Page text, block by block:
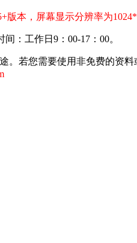
版本，屏幕显示分辨率为
：工作日9：00-17：00。
若您需要使用非免费的资